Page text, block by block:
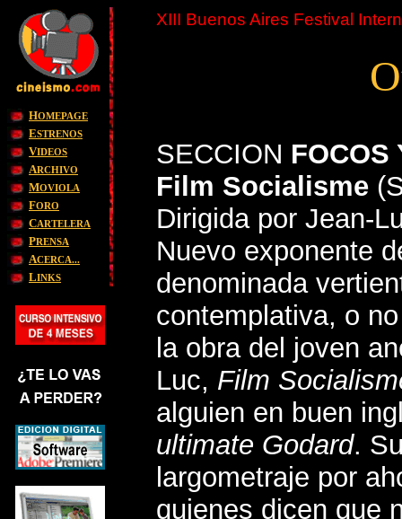
HOMEPAGE
ESTRENOS
VIDEOS
ARCHIVO
MOVIOLA
FORO
CARTELERA
PRENSA
ACERCA...
LINKS
XIII Buenos Aires Festival
SECCION FOCOS
Film Socialisme
Dirigida por Jean-
Nuevo exponente
denominada
contemplativa, o
la obra del joven
Luc, Film
alguien en buen
ultimate Godard.
largometraje por
quienes dicen que